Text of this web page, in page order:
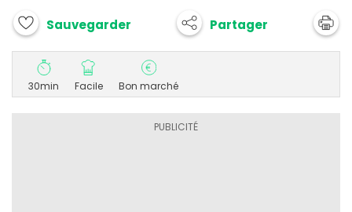
Sauvegarder Partager
30min Facile Bon marché